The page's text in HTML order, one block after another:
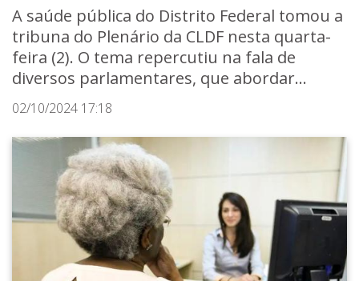
A saúde pública do Distrito Federal tomou a
tribuna do Plenário da CLDF nesta quarta-
feira (2). O tema repercutiu na fala de
diversos parlamentares, que abordar...
02/10/2024 17:18